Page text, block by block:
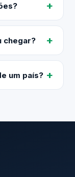
chegar?
um país?